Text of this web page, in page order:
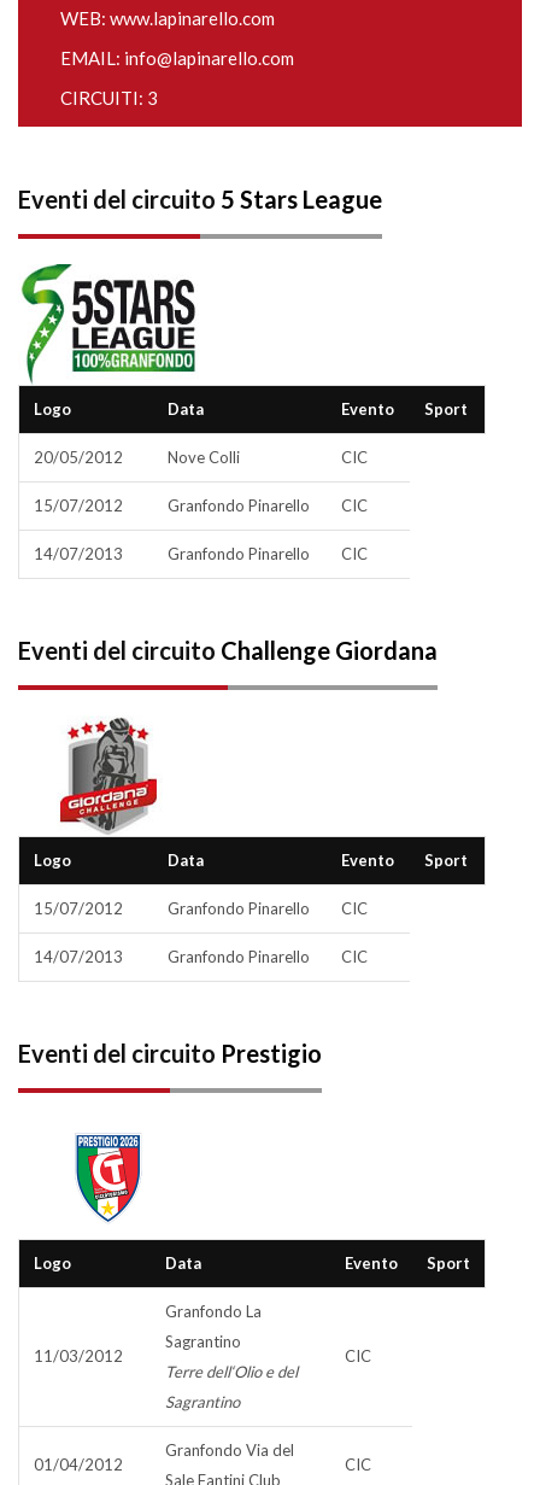
WEB: www.lapinarello.com
EMAIL: info@lapinarello.com
CIRCUITI: 3
Eventi del circuito 5 Stars League
Logo Data Evento Sport
20/05/2012 Nove Colli CIC
15/07/2012 Granfondo Pinarello CIC
14/07/2013 Granfondo Pinarello CIC
Eventi del circuito Challenge Giordana
Logo Data Evento Sport
15/07/2012 Granfondo Pinarello CIC
14/07/2013 Granfondo Pinarello CIC
Eventi del circuito Prestigio
Logo Data Evento Sport
11/03/2012
Granfondo La
Sagrantino
Terre dell‘Olio e del
Sagrantino
CIC
01/04/2012
Granfondo Via del
Sale Fantini Club
CIC